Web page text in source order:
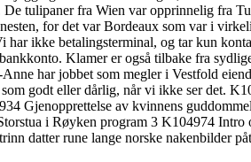
tulipaner fra Wien var opprinnelig fra
for det var Bordeaux som var i
ikke betalingsterminal, og tar kun
Klamer er også tilbake fra
har jobbet som megler i Vestfold
godt eller dårlig, når vi ikke ser det.
Gjenopprettelse av kvinnens
i Røyken program 3 K104974
datter rune lange norske nakenbilder